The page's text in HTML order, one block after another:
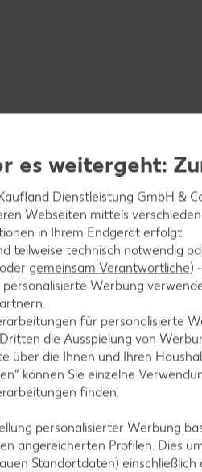
1,5 cm große Würfel
und mit Zitronensaft
Steine entfernen.
es weitergeht:
Dienstleistung GmbH &
Webseiten mittels
in Ihrem Endgerät erfolgt.
teilweise technisch notwendig
oder gemeinsam Verantwortliche)
Werbung
für personalisierte
die Ausspielung von
über die Ihnen und Ihren
können Sie einzelne
finden.
personalisierter Werbung
angereicherten Profilen. Dies
Standortdaten)